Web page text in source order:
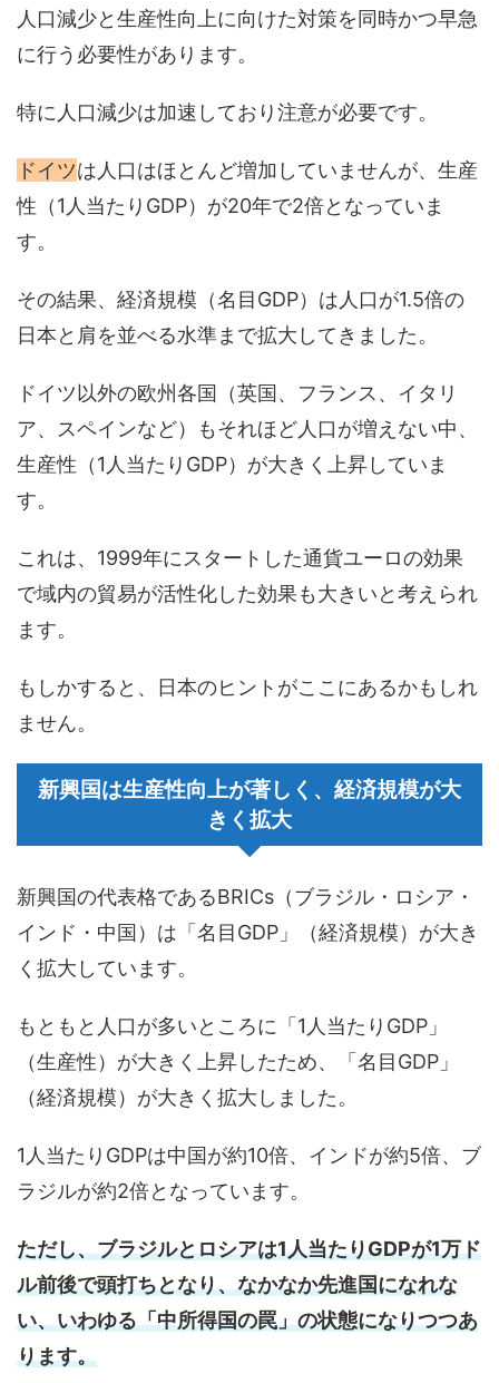
人口減少と生産性向上に向けた対策を同時かつ早急
に行う必要性があります。
特に人口減少は加速しており注意が必要です。
ドイツは人口はほとんど増加していませんが、生産
性（1人当たりGDP）が20年で2倍となっていま
す。
その結果、経済規模（名目GDP）は人口が1.5倍の
日本と肩を並べる水準まで拡大してきました。
ドイツ以外の欧州各国（英国、フランス、イタリ
ア、スペインなど）もそれほど人口が増えない中、
生産性（1人当たりGDP）が大きく上昇していま
す。
これは、1999年にスタートした通貨ユーロの効果
で域内の貿易が活性化した効果も大きいと考えられ
ます。
もしかすると、日本のヒントがここにあるかもしれ
ません。
新興国は生産性向上が著しく、経済規模が大
きく拡大
新興国の代表格であるBRICs（ブラジル・ロシア・
インド・中国）は「名目GDP」（経済規模）が大き
く拡大しています。
もともと人口が多いところに「1人当たりGDP」
（生産性）が大きく上昇したため、「名目GDP」
（経済規模）が大きく拡大しました。
1人当たりGDPは中国が約10倍、インドが約5倍、ブ
ラジルが約2倍となっています。
ただし、ブラジルとロシアは1人当たりGDPが1万ド
ル前後で頭打ちとなり、なかなか先進国になれな
い、いわゆる「中所得国の罠」の状態になりつつあ
ります。